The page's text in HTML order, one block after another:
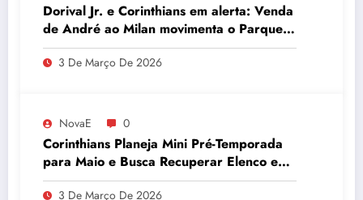
Dorival Jr. e Corinthians em alerta: Venda
de André ao Milan movimenta o Parque
São Jorge
3 De Março De 2026
NovaE 0
Corinthians Planeja Mini Pré-Temporada
para Maio e Busca Recuperar Elenco e
Desempenho
3 De Março De 2026